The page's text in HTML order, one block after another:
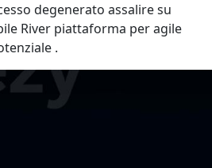
degenerato assalire su
River piattaforma per agile
.